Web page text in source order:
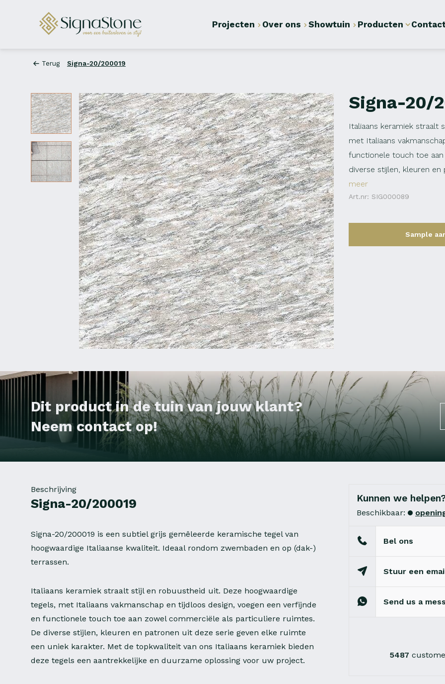
Projecten Over ons Showtuin Producten
Terug Signa-20/200019
Signa-20/
Italiaans keramiek straalt
met Italiaans
functionele touch toe
diverse stijlen, kleuren
meer
Art.nr: SIG000089
Sample
Dit product in de tuin van jouw klant?
Neem contact op!
Beschrijving
Signa-20/200019
Signa-20/200019 is een subtiel grijs gemêleerde keramische tegel van
hoogwaardige Italiaanse kwaliteit. Ideaal rondom zwembaden en op (dak-)
terrassen.
Italiaans keramiek straalt stijl en robuustheid uit. Deze hoogwaardige
tegels, met Italiaans vakmanschap en tijdloos design, voegen een verfijnde
en functionele touch toe aan zowel commerciële als particuliere ruimtes.
De diverse stijlen, kleuren en patronen uit deze serie geven elke ruimte
een uniek karakter. Met de topkwaliteit van ons Italiaans keramiek bieden
deze tegels een aantrekkelijke en duurzame oplossing voor uw project.
Kunnen we
Beschikbaar:
Bel ons
Stuur een
Send us a
5487